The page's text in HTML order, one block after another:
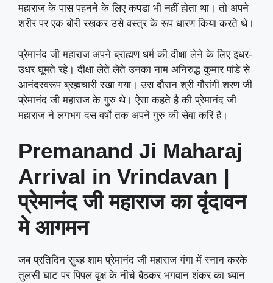
महाराज के पास पहनने के लिए कपडा भी नहीं होता था। तो अपने
शरीर पर एक बोरी रखकर उसे वस्त्र के रूप धारण किया करते थे।
प्रेमानंद जी महाराज अपने ब्राह्मण धर्म की दीक्षा लेने के लिए इधर-
उधर घूमते रहे। दीक्षा लेते लेते उनका नाम अनिरुद्ध कुमार पांडे से
आनंदस्वरूप ब्रह्मचारी रखा गया। उस दौरान श्री गौरांगी शरण जी
प्रेमानंद जी महाराज के गुरु थे। ऐसा कहते है की प्रेमानंद जी
महाराज ने लगभग दस वर्षों तक अपने गुरु की सेवा करि है।
Premanand Ji Maharaj
Arrival in Vrindavan |
प्रेमानंद जी महाराज का वृंदावन
मे आगमन
जब प्रतिदिन सुबह शाम प्रेमानंद जी महाराज गंगा में स्नान करके
तुलसी घाट पर पिपल वृक्ष के नीचे बैठकर भगवान शंकर का ध्यान